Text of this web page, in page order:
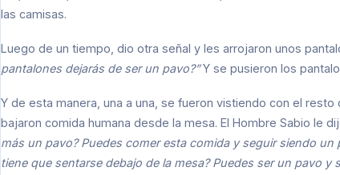
las camisas.
Luego de un tiempo, dio otra señal y les arrojaron unos
pantalones dejarás de ser un pavo?”Y se pusieron los
Y de esta manera, una a una, se fueron vistiendo con el
bajaron comida humana desde la mesa. El Hombre Sabio le
más un pavo? Puedes comer esta comida y seguir siendo un
tiene que sentarse debajo de la mesa? Puedes ser un pavo y